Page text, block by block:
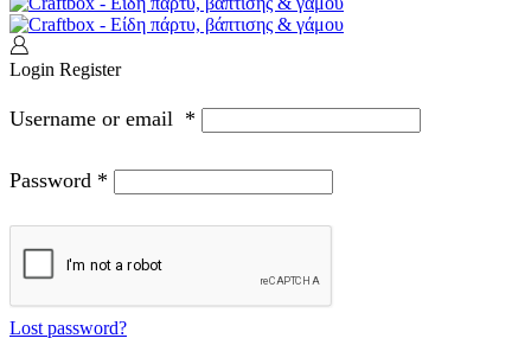
Login Register
Username or email *
Password *
Lost password?